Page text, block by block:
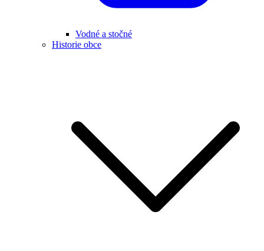
Vodné a stočné
Historie obce